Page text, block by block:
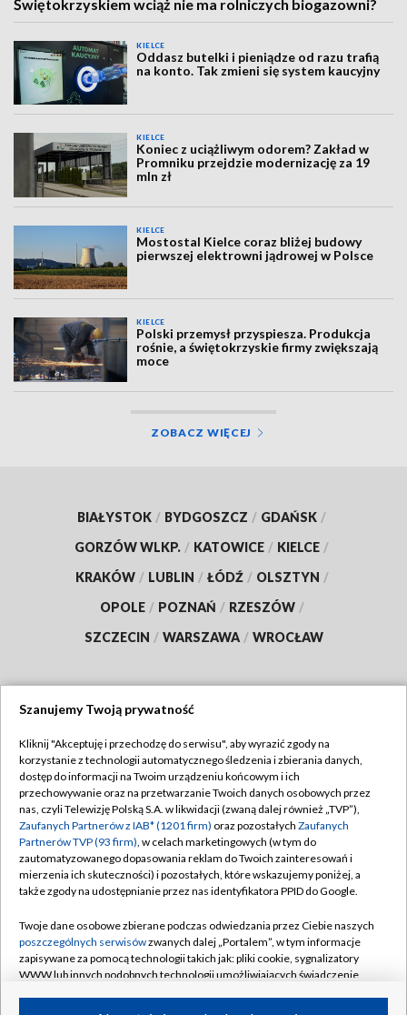
Świętokrzyskiem wciąż nie ma rolniczych biogazowni?
KIELCE
Oddasz butelki i pieniądze od razu trafią
na konto. Tak zmieni się system kaucyjny
KIELCE
Koniec z uciążliwym odorem? Zakład w
Promniku przejdzie modernizację za 19
mln zł
KIELCE
Mostostal Kielce coraz bliżej budowy
pierwszej elektrowni jądrowej w Polsce
KIELCE
Polski przemysł przyspiesza. Produkcja
rośnie, a świętokrzyskie firmy zwiększają
moce
ZOBACZ WIĘCEJ
BIAŁYSTOK / BYDGOSZCZ / GDAŃSK /
GORZÓW WLKP. / KATOWICE / KIELCE /
KRAKÓW / LUBLIN / ŁÓDŹ / OLSZTYN /
OPOLE / POZNAŃ / RZESZÓW /
SZCZECIN / WARSZAWA / WROCŁAW
TVP
Abonament TVP
Emisja w TVP
Centrum informacji TVP
Naziemna Telewizja Cyfrowa
Rada Programowa
System NOS
Informacje o nadawcy
Regulamin TVP
Polityka prywatności
Moje zgody
Pomoc
Kontakt
Kanały
Szanujemy Twoją prywatność
Kliknij "Akceptuję i przechodzę do serwisu", aby wyrazić zgody na
korzystanie z technologii automatycznego śledzenia i zbierania danych,
dostęp do informacji na Twoim urządzeniu końcowym i ich
przechowywanie oraz na przetwarzanie Twoich danych osobowych przez
nas, czyli Telewizję Polską S.A. w likwidacji (zwaną dalej również „TVP”),
Zaufanych Partnerów z IAB* (1201 firm) oraz pozostałych Zaufanych
Partnerów TVP (93 firm), w celach marketingowych (w tym do
zautomatyzowanego dopasowania reklam do Twoich zainteresowań i
mierzenia ich skuteczności) i pozostałych, które wskazujemy poniżej, a
także zgody na udostępnianie przez nas identyfikatora PPID do Google.
Twoje dane osobowe zbierane podczas odwiedzania przez Ciebie naszych
poszczególnych serwisówzwanych dalej „Portalem”, w tym informacje
zapisywane za pomocą technologii takich jak: pliki cookie, sygnalizatory
WWW lub innych podobnych technologii umożliwiających świadczenie